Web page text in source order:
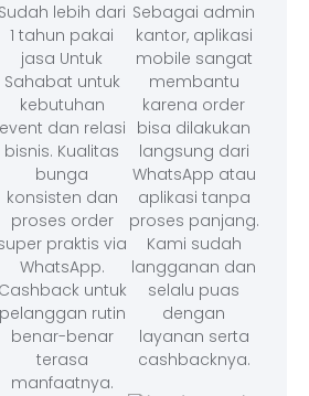
Sudah lebih dari
1 tahun pakai
jasa Untuk
Sahabat untuk
kebutuhan
event dan relasi
bisnis. Kualitas
bunga
konsisten dan
proses order
praktis via
WhatsApp.
Cashback untuk
pelanggan rutin
benar-benar
terasa
manfaatnya.
Sebagai admin
kantor, aplikasi
mobile sangat
membantu
karena order
bisa dilakukan
langsung dari
WhatsApp atau
aplikasi tanpa
proses panjang.
Kami sudah
langganan dan
selalu puas
dengan
layanan serta
cashbacknya.